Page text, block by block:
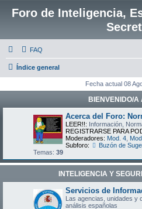
Foro de Inteligencia,
FAQ
Índice general
Fecha actual 08
BIENVENIDO/A
Acerca del Foro:
LEER!!: Información,
REGISTRARSE PARA
Moderadores: Mod. 4
Subforo:
Buzón de
Temas: 39
INTELIGENCIA Y
Servicios de
Las agencias, unidades y
análisis españolas